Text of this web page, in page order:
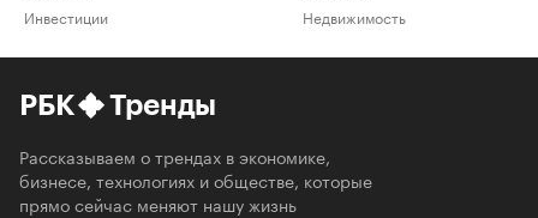
Инвестиции Недвижимость
РБК Тренды
Рассказываем о трендах в экономике,
бизнесе, технологиях и обществе, которые
прямо сейчас меняют нашу жизнь